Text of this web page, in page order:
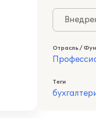
Отрасль /
Теги